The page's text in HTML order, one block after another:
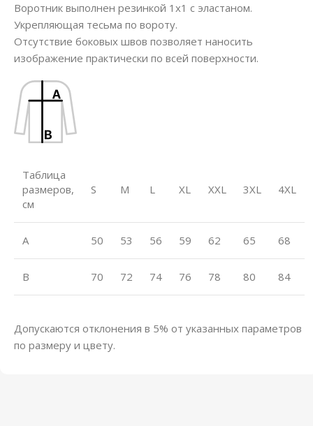
Воротник выполнен резинкой 1х1 с эластаном.
Укрепляющая тесьма по вороту.
Отсутствие боковых швов позволяет наносить
изображение практически по всей поверхности.
Таблица
размеров,
см
S M L XL XXL 3XL 4XL
A 50 53 56 59 62 65 68
B 70 72 74 76 78 80 84
Допускаются отклонения в 5% от указанных параметров
по размеру и цвету.